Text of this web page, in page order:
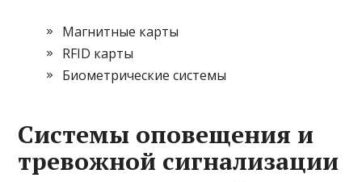
Магнитные карты
RFID карты
Биометрические системы
Системы оповещения и
тревожной сигнализации